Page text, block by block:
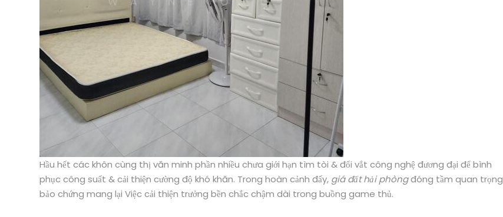
Hầu hết các khôn cùng thị văn minh phần nhiều chưa giới hạn tìm tòi & đổi vắt công nghệ đương đại để bình
phục công suất & cải thiện cường độ khó khăn. Trong hoàn cảnh đấy, giá đất hải phòngđóng tầm quan trọng
bảo chứng mang lại Việc cải thiện trưởng bền chắc chậm dài trong buồng game thủ.